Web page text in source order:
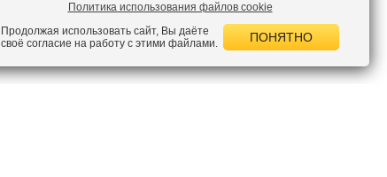
Политика использования файлов cookie
Продолжая использовать сайт, Вы даёте
своё согласие на работу с этими файлами.
ПОНЯТНО